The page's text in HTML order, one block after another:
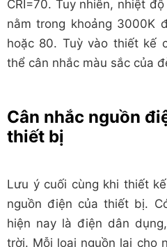
CRI=70. Tuy nhiên, nhiệt
nằm trong khoảng 3000K
hoặc 80. Tuỳ vào thiết kế
thể cân nhắc màu sắc của
Cân nhắc nguồn
thiết bị
Lưu ý cuối cùng khi thiết
nguồn điện của thiết bị.
hiện nay là điện dân
trời. Mỗi loại nguồn lại cho